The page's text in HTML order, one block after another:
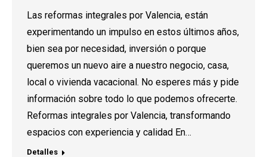
Las reformas integrales por Valencia, están
experimentando un impulso en estos últimos años,
bien sea por necesidad, inversión o porque
queremos un nuevo aire a nuestro negocio, casa,
local o vivienda vacacional. No esperes más y pide
información sobre todo lo que podemos ofrecerte.
Reformas integrales por Valencia, transformando
espacios con experiencia y calidad En…
Detalles